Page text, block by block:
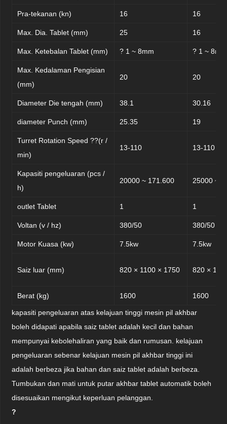
Pra-tekanan (kn) 16 16
Max. Dia. Tablet (mm) 25 16
Max. Ketebalan Tablet (mm) ? 1 ~ 8mm ? 1 ~ 8mm
Max. Kedalaman Pengisian
(mm)
20 20
Diameter Die tengah (mm) 38.1 30.16
diameter Punch (mm) 25.35 19
Turret Rotation Speed ??(r /
min)
13-110 13-110
Kapasiti pengeluaran (pcs /
h)
20000 ~ 171.600 25000 ~
outlet Tablet 1 1
Voltan (v / hz) 380/50 380/50
Motor Kuasa (kw) 7.5kw 7.5kw
Saiz luar (mm) 820 × 1100 × 1750 820 ×
Berat (kg) 1600 1600
kapasiti pengeluaran atas kelajuan tinggi mesin pil akhbar
boleh didapati apabila saiz tablet adalah kecil dan bahan
mempunyai kebolehaliran yang baik dan rumusan. kelajuan
pengeluaran sebenar kelajuan mesin pil akhbar tinggi ini
adalah berbeza jika bahan dan saiz tablet adalah berbeza.
Tumbukan dan mati untuk putar akhbar tablet automatik boleh
disesuaikan mengikut keperluan pelanggan.
?